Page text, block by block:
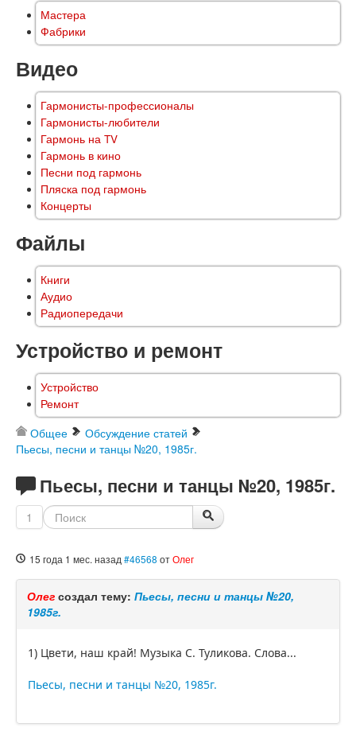
Мастера
Фабрики
Видео
Гармонисты-профессионалы
Гармонисты-любители
Гармонь на TV
Гармонь в кино
Песни под гармонь
Пляска под гармонь
Концерты
Файлы
Книги
Аудио
Радиопередачи
Устройство и ремонт
Устройство
Ремонт
Общее
Обсуждение статей
Пьесы, песни и танцы №20, 1985г.
Пьесы, песни и танцы №20, 1985г.
1
15 года 1 мес. назад #46568 отОлег
Олег создал тему: Пьесы, песни и танцы №20,
1985г.
1) Цвети, наш край! Музыка С. Туликова. Слова...
Пьесы, песни и танцы №20, 1985г.